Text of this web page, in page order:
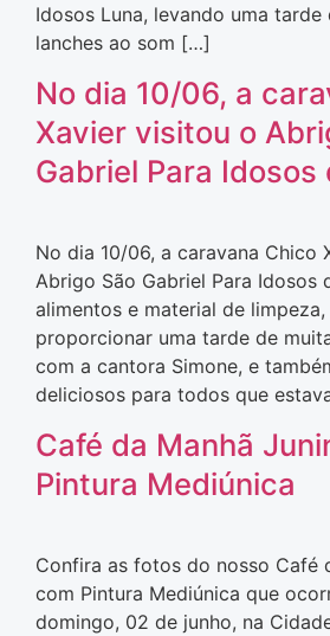
Idosos Luna, levando uma
lanches ao som […]
No dia 10/06, a
Xavier visitou o
Gabriel Para Idosos
No dia 10/06, a caravana Chico
Abrigo São Gabriel Para Idosos
alimentos e material de
proporcionar uma tarde de
com a cantora Simone, e
deliciosos para todos que
Café da Manhã
Pintura Mediúnica
Confira as fotos do nosso Café
com Pintura Mediúnica que
domingo, 02 de junho, na